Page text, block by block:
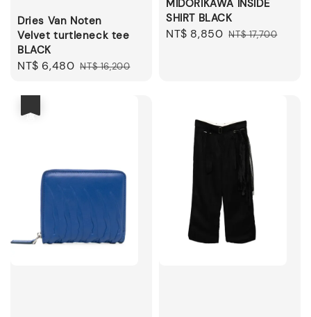
Dries Van Noten
Velvet turtleneck tee
BLACK
Sale
NT$ 6,480 Regular
NT$ 16,200
MIDORIKAWA INSIDE
SHIRT BLACK
Sale
NT$ 8,850 Regular
NT$ 17,700